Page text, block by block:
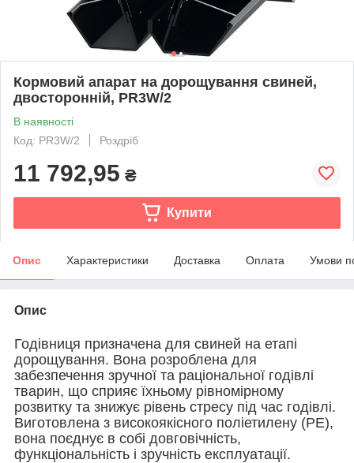
Кормовий апарат на дорощування свиней,
двосторонній, PR3W/2
В наявності
Код: PR3W/2
Роздріб
11 792,95 ₴
Купити
Опис Характеристики Доставка Оплата Умови
Опис
Годівниця призначена для свиней на етапі
дорощування. Вона розроблена для
забезпечення зручної та раціональної годівлі
тварин, що сприяє їхньому рівномірному
розвитку та знижує рівень стресу під час годівлі.
Виготовлена з високоякісного поліетилену (PE),
вона поєднує в собі довговічність,
функціональність і зручність експлуатації.